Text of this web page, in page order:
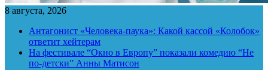
8 августа, 2026
Антагонист «Человека-паука»: Какой кассой «Колобок»
ответит хейтерам
На фестивале “Окно в Европу” показали комедию “Не
по-детски” Анны Матисон